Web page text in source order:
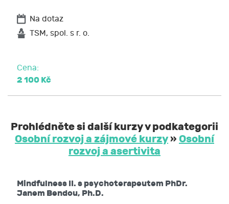
Na dotaz
TSM, spol. s r. o.
Cena:
2 100 Kč
Prohlédněte si další kurzy v podkategorii
Osobní rozvoj a zájmové kurzy » Osobní
rozvoj a asertivita
Mindfulness II. s psychoterapeutem PhDr.
Janem Bendou, Ph.D.